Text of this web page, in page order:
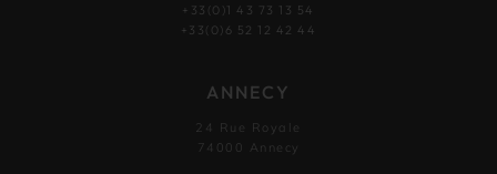
+33(0)1 43 73 13 54
+33(0)6 52 12 42 44
ANNECY
24 Rue Royale
74000 Annecy